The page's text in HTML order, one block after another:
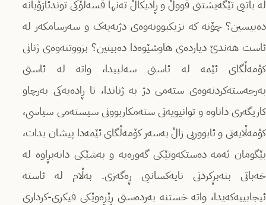
لە باتیی تێگەیشتنی قووڵ و ڕادیکاڵ تەنها قسەڵۆکی توندئاژۆیانە
دەبیسین؟ چۆنە کە نزیکبوونەوەی دژبەیەک و سەرسامکەر لە
ئاست هەندێ دیاردەی هاوشێوەدا دەبینین؟ بزووتنەوەی ژنانی
کۆمەڵگای ئێمە لە ئاستی سەلبیدا، واتە لە ئاستی
بەرجەستەکردنەوەی ستەمی دژ بە ژناندا، تا ڕادەیەکی بەرچاو
کاریگەری داناوە و توانیویەتی ستەمکاربوونی سیستەمی سیاسی،
کۆمەڵایەتی و ئابووریی زاڵ بەسەر کۆمەڵگای ئێمەدا پیشان بدات،
بێگومان ئەمە دەستکەوتێکی گەورەیە و بەشێکی دانەبڕاوە لە
خەباتی بنەبڕکردنی نایەکسانیی ڕەگەزی. بەڵام لە ئاستە
ئیجابییەکەیدا، واتە خستنە بەردەستی ڕێڕەوێکی فیکری-کرداری